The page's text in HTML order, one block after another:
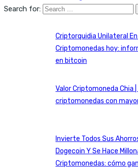
Search for:
Criptorquidia Unilateral En
Criptomonedas hoy:
en bitcoin
Valor Criptomoneda Chia
criptomonedas con
Invierte Todos Sus
Dogecoin Y Se Hace
Criptomonedas: cómo